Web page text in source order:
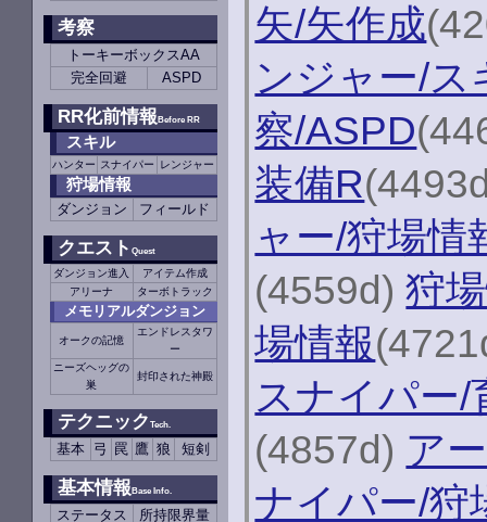
考察
トーキーボックスAA
完全回避
ASPD
RR化前情報Before RR
スキル
ハンター スナイパー レンジャー
狩場情報
ダンジョン フィールド
クエストQuest
ダンジョン進入
アイテム作成
アリーナ
ターボトラック
メモリアルダンジョン
オークの記憶
エンドレスタワ
ー
ニーズヘッグの
巣
封印された神殿
テクニックTech.
基本 弓 罠 鷹 狼 短剣
基本情報Base Info.
ステータス
所持限界量
矢/矢作成
ンジャー/ス
察/ASPD
装備R
ャー/狩場情
(4559d)狩
場情報
スナイパー/
(4857d) ア
ナイパー/狩